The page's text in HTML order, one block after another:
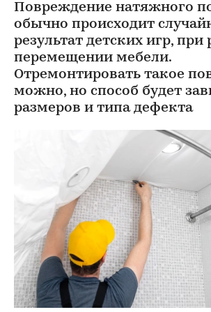
Повреждение натяжного
обычно происходит
результат детских игр,
перемещении мебели.
Отремонтировать такое
можно, но способ будет
размеров и типа дефекта